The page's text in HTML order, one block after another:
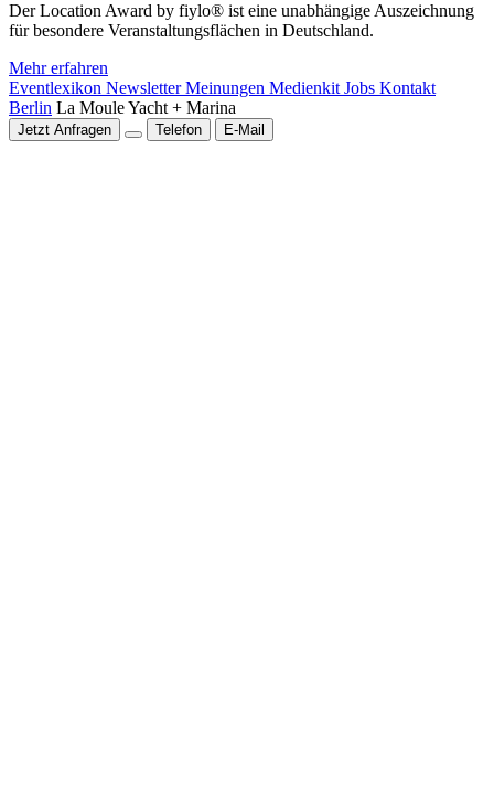
Der Location Award by fiylo® ist eine unabhängige Auszeichnung
für besondere Veranstaltungsflächen in Deutschland.
Mehr erfahren
Eventlexikon NewsletterMeinungen Medienkit Jobs Kontakt
Berlin La Moule Yacht + Marina
Jetzt Anfragen Telefon E-Mail